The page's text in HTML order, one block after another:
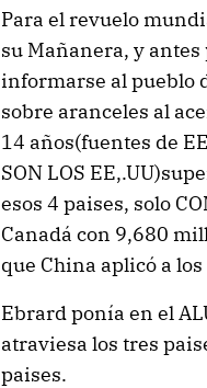
Para el revuelo
su Mañanera, y
informarse al pueblo
sobre aranceles al
14 años(fuentes de
SON LOS
esos 4 paises, solo
Canadá con 9,680
que China aplicó a
Ebrard ponía en el
atraviesa los tres
paises.